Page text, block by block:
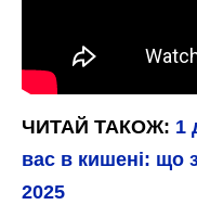
ЧИТАЙ ТАКОЖ: 1
вас в кишені: що
2025